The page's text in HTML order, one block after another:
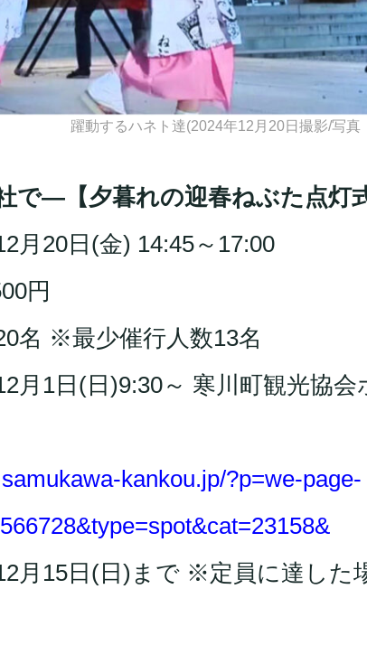
躍動するハネト達(2024年12月20日撮影/写真
で―【夕暮れの迎春ねぶた点灯
月20日(金) 14:45～17:00
円
名 ※最少催行人数13名
月1日(日)9:30～ 寒川町観光協
kankou.jp/?p=we-page-
月15日(日)まで ※定員に達した